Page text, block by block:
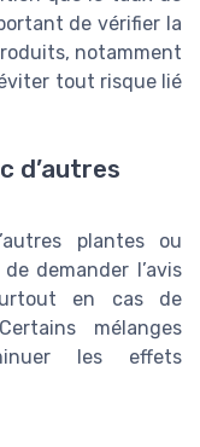
de vérifier la
notamment
tout risque lié
d’autres
plantes ou
demander l’avis
en cas de
mélanges
les effets